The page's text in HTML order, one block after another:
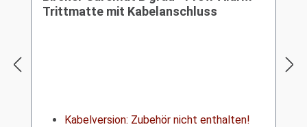
Trittmatte mit Kabelanschluss
Kabelversion: Zubehör nicht enthalten!